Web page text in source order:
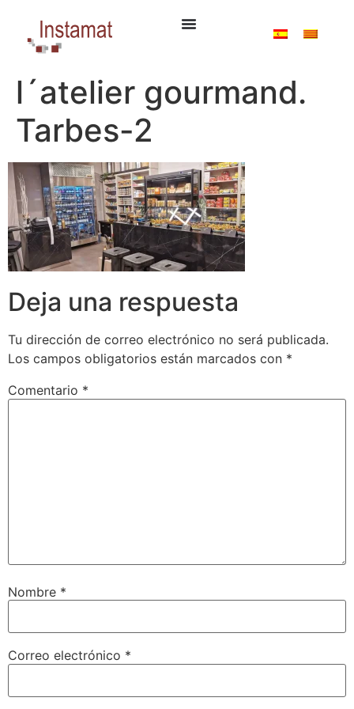
l´atelier gourmand.
Tarbes-2
Deja una respuesta
Tu dirección de correo electrónico no será publicada.
Los campos obligatorios están marcados con *
Comentario *
Nombre *
Correo electrónico *